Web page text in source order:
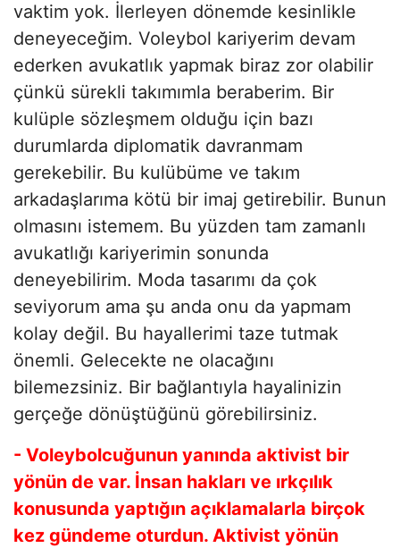
vaktim yok. İlerleyen dönemde kesinlikle
deneyeceğim. Voleybol kariyerim devam
ederken avukatlık yapmak biraz zor olabilir
çünkü sürekli takımımla beraberim. Bir
kulüple sözleşmem olduğu için bazı
durumlarda diplomatik davranmam
gerekebilir. Bu kulübüme ve takım
arkadaşlarıma kötü bir imaj getirebilir. Bunun
olmasını istemem. Bu yüzden tam zamanlı
avukatlığı kariyerimin sonunda
deneyebilirim. Moda tasarımı da çok
seviyorum ama şu anda onu da yapmam
kolay değil. Bu hayallerimi taze tutmak
önemli. Gelecekte ne olacağını
bilemezsiniz. Bir bağlantıyla hayalinizin
gerçeğe dönüştüğünü görebilirsiniz.
- Voleybolcuğunun yanında aktivist bir
yönün de var. İnsan hakları ve ırkçılık
konusunda yaptığın açıklamalarla birçok
kez gündeme oturdun. Aktivist yönün